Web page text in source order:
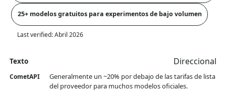
25+ modelos gratuitos para experimentos de bajo volumen
Last verified: Abril 2026
Texto Direccional
CometAPI
Generalmente un ~20% por debajo de las tarifas de lista
del proveedor para muchos modelos oficiales.